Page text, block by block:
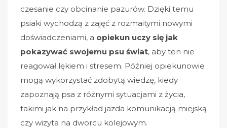
czesanie czy obcinanie pazurów. Dzięki temu
psiaki wychodzą z zajęć z rozmaitymi nowymi
doświadczeniami, a opiekun uczy się jak
pokazywać swojemu psu świat, aby ten nie
reagował lękiem i stresem. Później opiekunowie
mogą wykorzystać zdobytą wiedzę, kiedy
zapoznają psa z różnymi sytuacjami z życia,
takimi jak na przykład jazda komunikacją miejską
czy wizyta na dworcu kolejowym.